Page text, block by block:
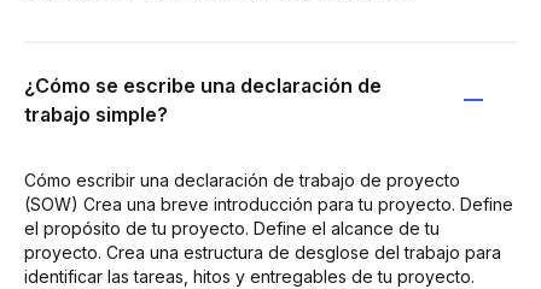
¿Cómo se escribe una declaración de
trabajo simple?
Cómo escribir una declaración de trabajo de proyecto
(SOW) Crea una breve introducción para tu proyecto. Define
el propósito de tu proyecto. Define el alcance de tu
proyecto. Crea una estructura de desglose del trabajo para
identificar las tareas, hitos y entregables de tu proyecto.